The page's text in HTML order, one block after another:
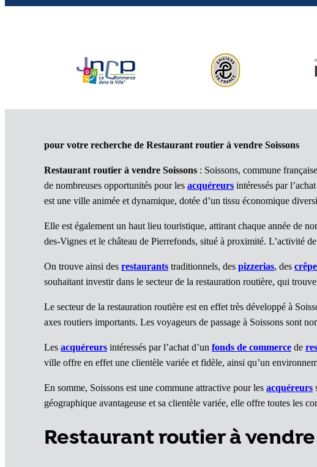
pour votre recherche de Restaurant routier à vendre Soissons
Restaurant routier à vendre Soissons : Soissons, commune
de nombreuses opportunités pour les acquéreurs intéressés par
est une ville animée et dynamique, dotée d’un tissu économique
Elle est également un haut lieu touristique, attirant chaque année de
des-Vignes et le château de Pierrefonds, situé à proximité. L’activité
On trouve ainsi des restaurants traditionnels, des pizzerias, des
souhaitant investir dans le secteur de la restauration routière, qui
Le secteur de la restauration routière est en effet très développé à
axes routiers importants. Les voyageurs de passage à Soissons sont
Les acquéreurs intéressés par l’achat d’un fonds de commerce de
ville offre en effet une clientèle variée et fidèle, ainsi qu’un
En somme, Soissons est une commune attractive pour les acquéreurs
géographique avantageuse et sa clientèle variée, elle offre toutes les
Restaurant routier à